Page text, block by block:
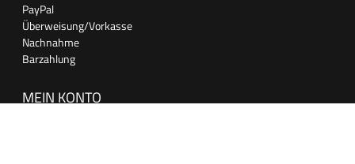
PayPal
Überweisung/Vorkasse
Nachnahme
Barzahlung
MEIN KONTO